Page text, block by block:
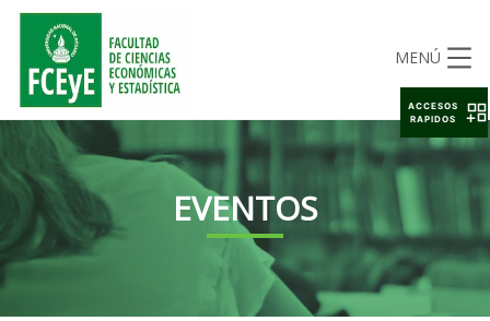
MENÚ
EVENTOS
ACCESOS
RAPIDOS